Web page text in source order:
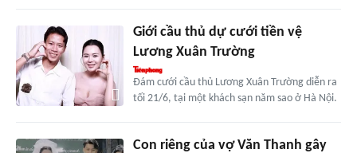
Giới cầu thủ dự cưới tiền vệ
Lương Xuân Trường
Đám cưới cầu thủ Lương Xuân Trường diễn ra
tối 21/6, tại một khách sạn năm sao ở Hà Nội.
Con riêng của vợ Văn Thanh gây